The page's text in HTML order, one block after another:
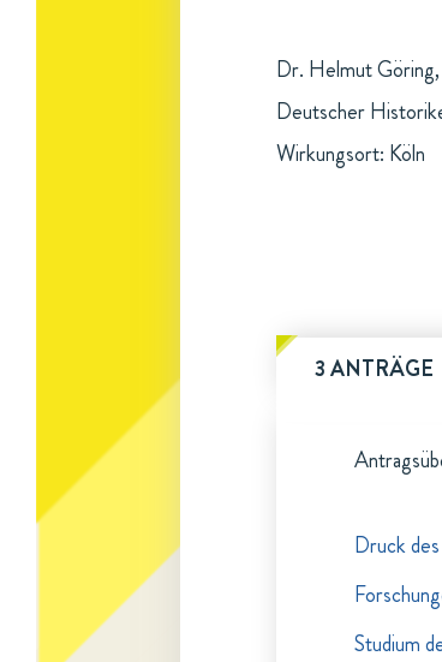
Dr. Helmut
Deutscher
Wirkungsort: Köln
3 ANTRÄGE
Druck
Studium